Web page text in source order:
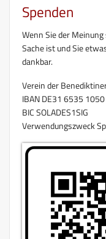
Spenden
Wenn Sie der Meinung
Sache ist und Sie
dankbar.
Verein der
IBAN DE31 6535
BIC SOLADES1SIG
Verwendungszweck